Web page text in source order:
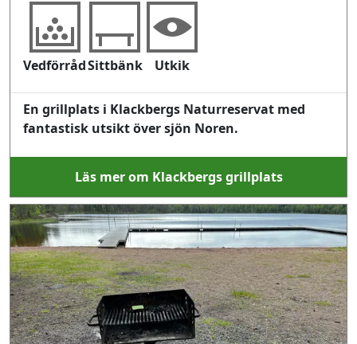
VedförrådSittbänk Utkik
En grillplats i Klackbergs Naturreservat med
fantastisk utsikt över sjön Noren.
Läs mer om Klackbergs grillplats